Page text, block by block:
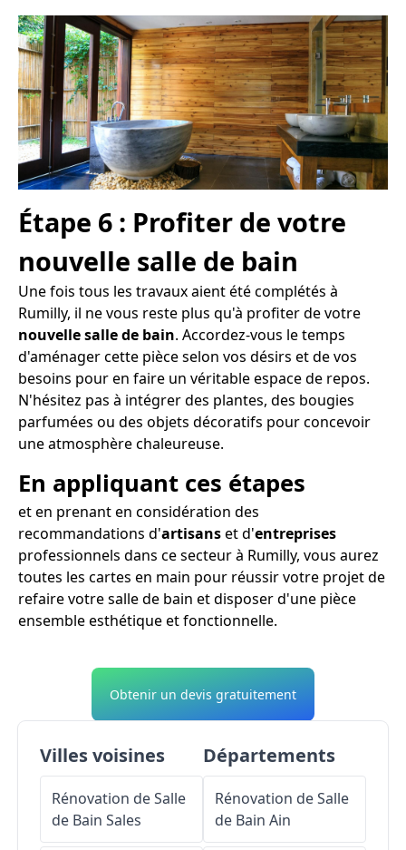
Étape 6 : Profiter de votre
nouvelle salle de bain
Une fois tous les travaux aient été complétés à
Rumilly, il ne vous reste plus qu'à profiter de votre
nouvelle salle de bain. Accordez-vous le temps
d'aménager cette pièce selon vos désirs et de vos
besoins pour en faire un véritable espace de repos.
N'hésitez pas à intégrer des plantes, des bougies
parfumées ou des objets décoratifs pour concevoir
une atmosphère chaleureuse.
En appliquant ces étapes
et en prenant en considération des
recommandations d'artisanset d'entreprises
professionnels dans ce secteur à Rumilly, vous aurez
toutes les cartes en main pour réussir votre projet de
refaire votre salle de bain et disposer d'une pièce
ensemble esthétique et fonctionnelle.
Obtenir un devis gratuitement
Villes voisines
Rénovation de Salle
de Bain Sales
Départements
Rénovation de Salle
de Bain Ain